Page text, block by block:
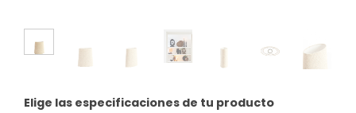
Elige las especificaciones de tu producto